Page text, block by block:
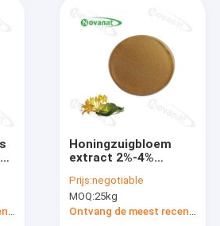
Honingzuigbloem
extract 2%-4%
Japonica Thunb
extract/schone
etikettering/goed
Prijs:negotiable
MOQ:25kg